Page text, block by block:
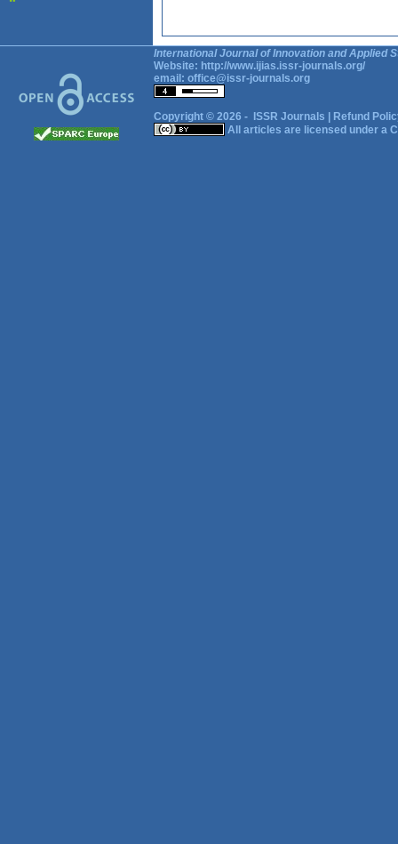
International Journal of Innovation and Applied
Website: http://www.ijias.issr-journals.org/
email: office@issr-journals.org
Copyright © 2026 - ISSR Journals
Refund
All articles are licensed under a